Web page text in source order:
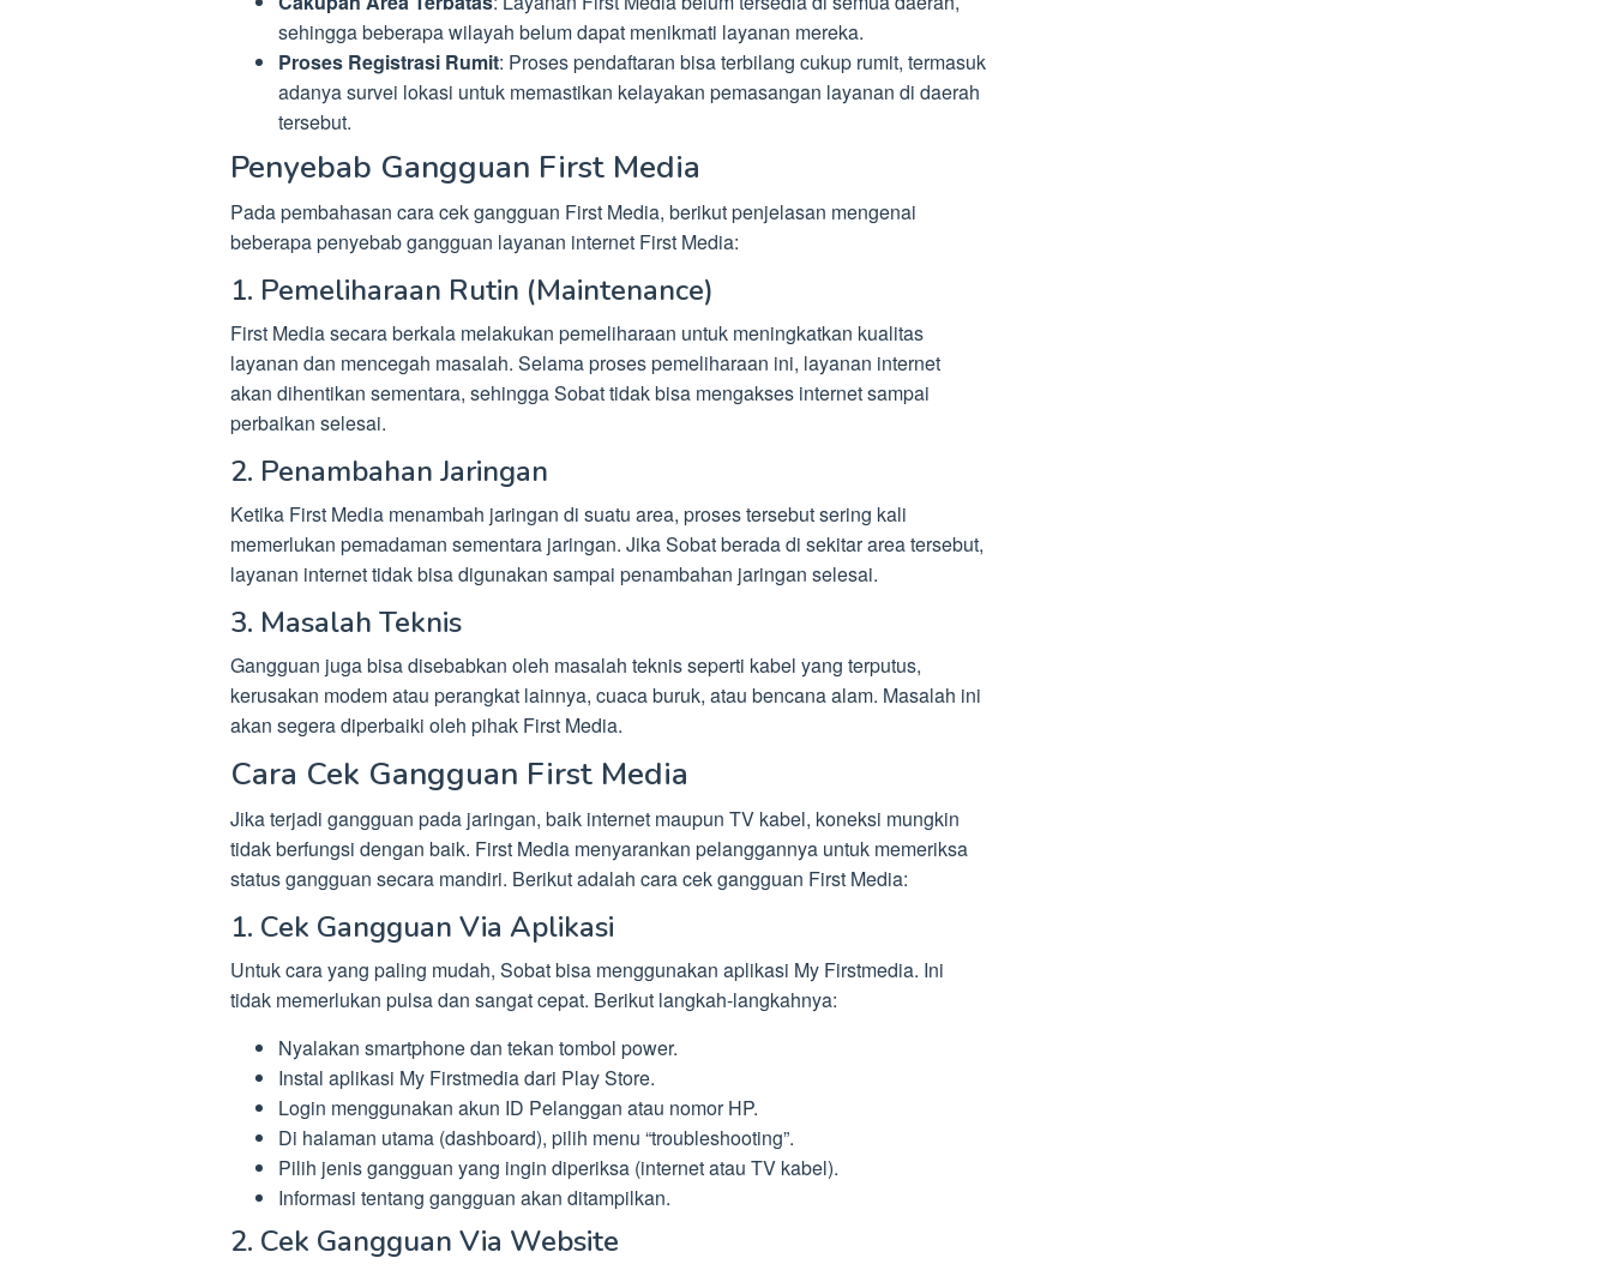
sehingga beberapa wilayah belum dapat menikmati layanan mereka.
Proses Registrasi Rumit: Proses pendaftaran bisa terbilang cukup rumit, termasuk
adanya survei lokasi untuk memastikan kelayakan pemasangan layanan di daerah
tersebut.
Penyebab Gangguan First Media
Pada pembahasan cara cek gangguan First Media, berikut penjelasan mengenai
beberapa penyebab gangguan layanan internet First Media:
1. Pemeliharaan Rutin (Maintenance)
First Media secara berkala melakukan pemeliharaan untuk meningkatkan kualitas
layanan dan mencegah masalah. Selama proses pemeliharaan ini, layanan internet
akan dihentikan sementara, sehingga Sobat tidak bisa mengakses internet sampai
perbaikan selesai.
2. Penambahan Jaringan
Ketika First Media menambah jaringan di suatu area, proses tersebut sering kali
memerlukan pemadaman sementara jaringan. Jika Sobat berada di sekitar area tersebut,
layanan internet tidak bisa digunakan sampai penambahan jaringan selesai.
3. Masalah Teknis
Gangguan juga bisa disebabkan oleh masalah teknis seperti kabel yang terputus,
kerusakan modem atau perangkat lainnya, cuaca buruk, atau bencana alam. Masalah ini
akan segera diperbaiki oleh pihak First Media.
Cara Cek Gangguan First Media
Jika terjadi gangguan pada jaringan, baik internet maupun TV kabel, koneksi mungkin
tidak berfungsi dengan baik. First Media menyarankan pelanggannya untuk memeriksa
status gangguan secara mandiri. Berikut adalah cara cek gangguan First Media:
1. Cek Gangguan Via Aplikasi
Untuk cara yang paling mudah, Sobat bisa menggunakan aplikasi My Firstmedia. Ini
tidak memerlukan pulsa dan sangat cepat. Berikut langkah-langkahnya:
Nyalakan smartphone dan tekan tombol power.
Instal aplikasi My Firstmedia dari Play Store.
Login menggunakan akun ID Pelanggan atau nomor HP.
Di halaman utama (dashboard), pilih menu “troubleshooting”.
Pilih jenis gangguan yang ingin diperiksa (internet atau TV kabel).
Informasi tentang gangguan akan ditampilkan.
2. Cek Gangguan Via Website